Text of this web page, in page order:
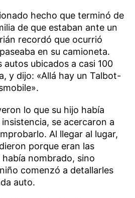
hecho que terminó de
de que estaban ante un
recordó que ocurrió
en su camioneta.
autos ubicados a casi 100
y dijo: «Allá hay un Talbot-
lo que su hijo había
se acercaron a
Al llegar al lugar,
porque eran las
nombrado, sino
comenzó a detallarles
auto.